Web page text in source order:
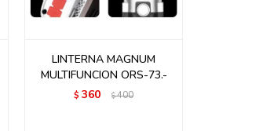
LINTERNA MAGNUM
MULTIFUNCION ORS-73.-
$ 360 $400